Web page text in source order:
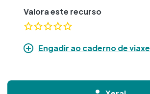
Valora este recurso
Engadir ao caderno de viaxe